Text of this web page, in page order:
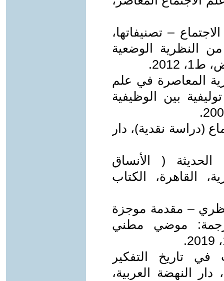
– تصنيفاتها،
من النظرية الوضعية
2012.
المعاصرة في علم
بين الوظيفية
(دراسة نقدية)، دار
الحديثة ( الأنساق
القاهرة، الكتاب
– مقدمة موجزة
موضي مطني
تاريخ التفكير
النهضة العربية،